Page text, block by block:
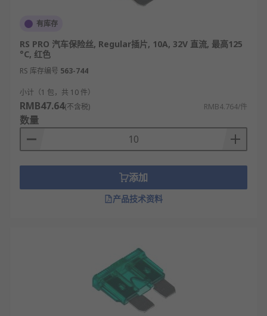
有库存
RS PRO 汽车保险丝, Regular插片, 10A, 32V 直流, 最高125
°C, 红色
RS 库存编号 563-744
小计（1 包，共 10 件）
RMB47.64(不含税) RMB4.764/件
数量
添加
产品技术资料